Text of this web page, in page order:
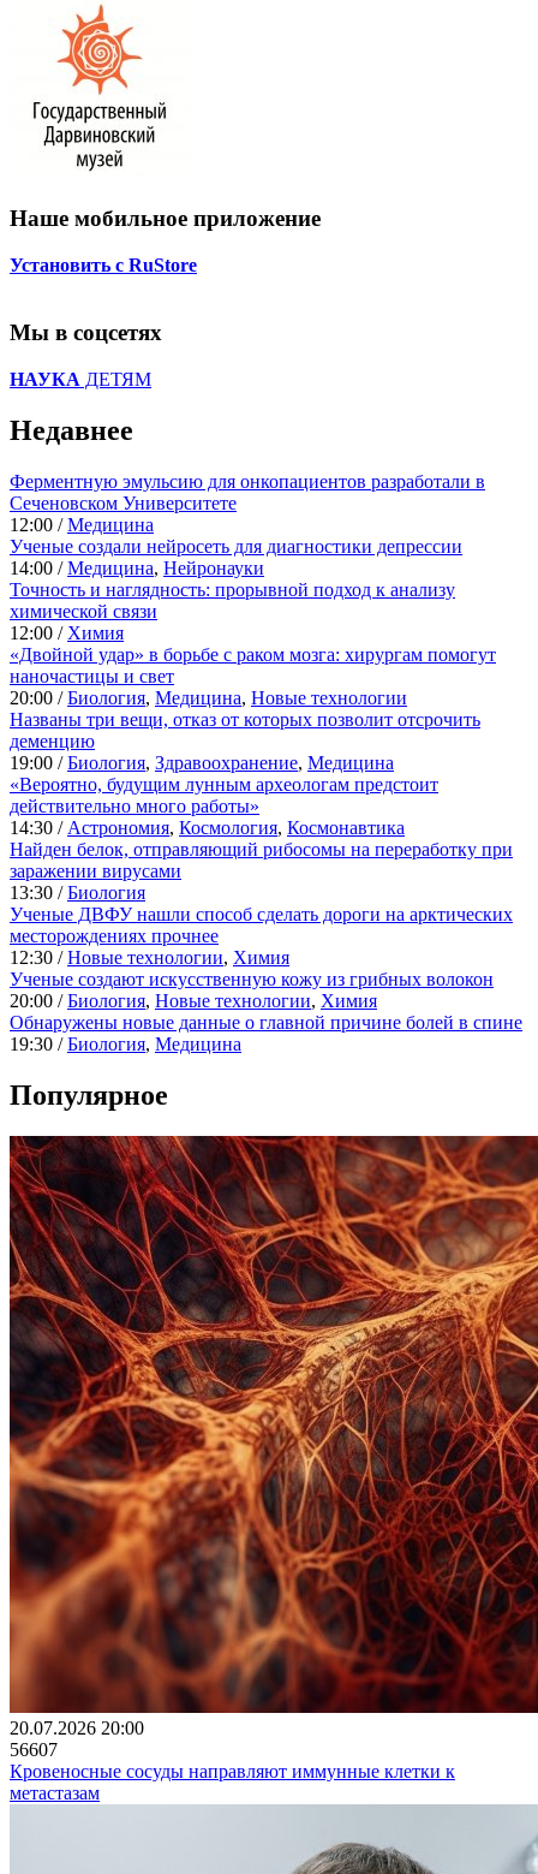
Наше мобильное приложение
Установить с RuStore
Мы в соцсетях
НАУКА ДЕТЯМ
Недавнее
Ферментную эмульсию для онкопациентов разработали в
Сеченовском Университете
12:00 /Медицина
Ученые создали нейросеть для диагностики депрессии
14:00 /Медицина, Нейронауки
Точность и наглядность: прорывной подход к анализу
химической связи
12:00 / Химия
«Двойной удар» в борьбе с раком мозга: хирургам помогут
наночастицы и свет
20:00 /Биология, Медицина, Новые технологии
Названы три вещи, отказ от которых позволит отсрочить
деменцию
19:00 /Биология, Здравоохранение, Медицина
«Вероятно, будущим лунным археологам предстоит
действительно много работы»
14:30 / Астрономия, Космология, Космонавтика
Найден белок, отправляющий рибосомы на переработку при
заражении вирусами
13:30 /Биология
Ученые ДВФУ нашли способ сделать дороги на арктических
месторождениях прочнее
12:30 /Новые технологии, Химия
Ученые создают искусственную кожу из грибных волокон
20:00 /Биология, Новые технологии, Химия
Обнаружены новые данные о главной причине болей в спине
19:30 /Биология, Медицина
Популярное
20.07.2026 20:00
56607
Кровеносные сосуды направляют иммунные клетки к
метастазам